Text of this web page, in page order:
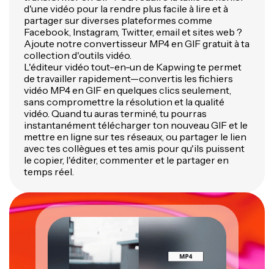
d'une vidéo pour la rendre plus facile à lire et à
partager sur diverses plateformes comme
Facebook, Instagram, Twitter, email et sites web ?
Ajoute notre convertisseur MP4 en GIF gratuit à ta
collection d'outils vidéo.
L'éditeur vidéo tout-en-un de Kapwing te permet
de travailler rapidement—convertis les fichiers
vidéo MP4 en GIF en quelques clics seulement,
sans compromettre la résolution et la qualité
vidéo. Quand tu auras terminé, tu pourras
instantanément télécharger ton nouveau GIF et le
mettre en ligne sur tes réseaux, ou partager le lien
avec tes collègues et tes amis pour qu'ils puissent
le copier, l'éditer, commenter et le partager en
temps réel.